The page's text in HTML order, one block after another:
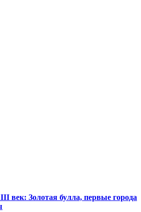
век: Золотая булла, первые города